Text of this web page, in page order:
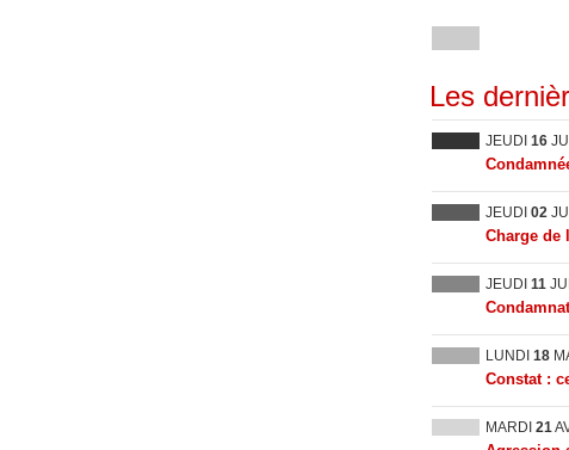
Les
JEUDI 16
JEUDI 02
Charge de
JEUDI 11
LUNDI 18
Constat :
MARDI 21